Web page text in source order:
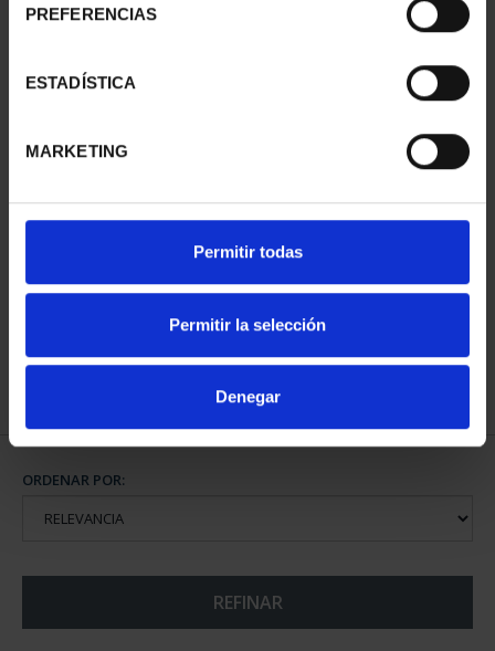
PREFERENCIAS
ESTADÍSTICA
MARKETING
Permitir todas
Permitir la selección
Denegar
CIUDADES PATRIMONIO
73,00 €
ORDENAR POR:
REFINAR